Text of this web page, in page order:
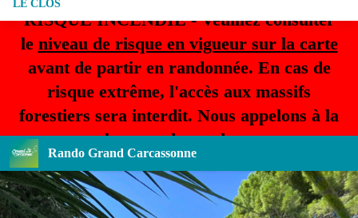
RISQUE INCENDIE - Veuillez consulter
le niveau de risque en vigueur sur la carte
avant de partir en randonnée. En cas de
risque extrême, l'accès aux massifs
forestiers sera interdit. Nous appelons à la
plus grande prudence.
Rando Grand Carcassonne
LE CLOS